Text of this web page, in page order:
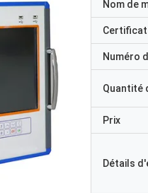
Nom de
Numéro
Quantité
Prix
Détails